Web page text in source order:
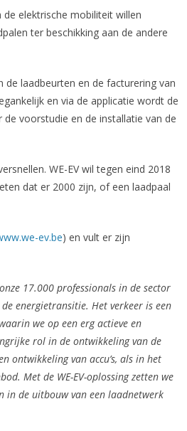
elektrische mobiliteit willen
ter beschikking aan de andere
laadbeurten en de facturering van
en via de applicatie wordt de
voorstudie en de installatie van de
WE-EV wil tegen eind 2018
dat er 2000 zijn, of een laadpaal
ev.be) en vult er zijn
17.000 professionals in de sector
energietransitie. Het verkeer is een
we op een erg actieve en
rol in de ontwikkeling van de
ontwikkeling van accu’s, als in het
Met de WE-EV-oplossing zetten we
in de uitbouw van een laadnetwerk